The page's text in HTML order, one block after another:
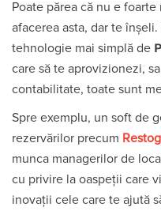
Poate părea că nu e
afacerea asta, dar te
tehnologie mai simplă de
care să te aprovizionezi,
contabilitate, toate sunt
Spre exemplu, un soft de
rezervărilor precum
munca managerilor de
cu privire la oaspeții care
inovații cele care te ajută